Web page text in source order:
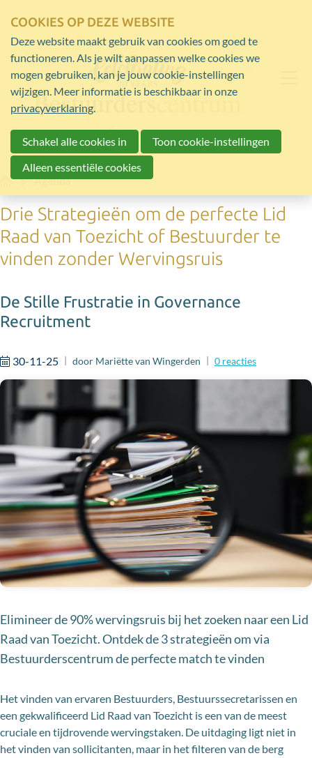
HomeAgenda
Drie Strategieën om de perfecte Lid
Raad van Toezicht of Bestuurder te
vinden zonder Wervingsruis
De Stille Frustratie in Governance
Recruitment
30-11-25 door Mariëtte van Wingerden 0 reacties
Elimineer de 90% wervingsruis bij het zoeken naar een Lid
Raad van Toezicht. Ontdek de 3 strategieën om via
Bestuurderscentrum de perfecte match te vinden
Het vinden van ervaren Bestuurders, Bestuurssecretarissen en
een gekwalificeerd Lid Raad van Toezicht is een van de meest
cruciale en tijdrovende wervingstaken. De uitdaging ligt niet in
het vinden van sollicitanten, maar in het filteren van de berg
COOKIES OP DEZE WEBSITE
Deze website maakt gebruik van cookies om goed te
functioneren. Als je wilt aanpassen welke cookies we
mogen gebruiken, kan je jouw cookie-instellingen
wijzigen. Meer informatie is beschikbaar in onze
privacyverklaring.
Schakel alle cookies in
Toon cookie-instellingen
Alleen essentiële cookies